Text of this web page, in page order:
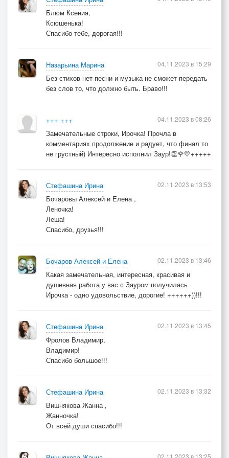
© Copyright: Ирина Стефашина
Блюм Ксения,
Ксюшенька!
Спасибо тебе, дорогая!!!
Назарьина Марина
Без стихов нет песни и музыка не сможет передать
без слов то, что должно быть. Браво!!!
04.11.2023 в 15:29
+++ +++
Замечательные строки, Ирочка! Прочла в
комментариях продолжение и радует, что финал то
не грустный) Интересно исполнил Заур!👏🌹💛+++++
04.11.2023 в 08:26
Стефашина Ирина
Бочаровы Алексей и Елена ,
Леночка!
Леша!
Спасибо, друзья!!!
02.11.2023 в 13:53
Бочаров Алексей и Елена
Какая замечательная, интересная, красивая и
душевная работа у вас с Зауром получилась
Ирочка - одно удовольствие, дорогие! ++++++))!!!
02.11.2023 в 13:46
Стефашина Ирина
Фролов Владимир,
Владимир!
Спасибо большое!!!
02.11.2023 в 13:45
Стефашина Ирина
Вишнякова Жанна ,
Жанночка!
От всей души спасибо!!!
02.11.2023 в 13:32
02.11.2023 в 13:25